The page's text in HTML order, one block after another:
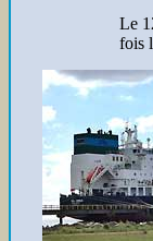
Le
fois